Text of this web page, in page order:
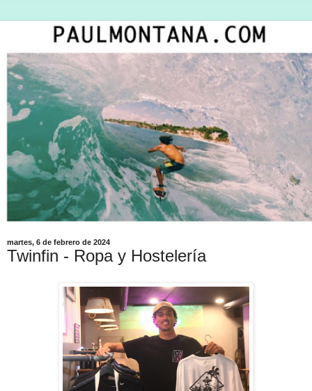
martes, 6 de febrero de 2024
Twinfin - Ropa y Hostelería